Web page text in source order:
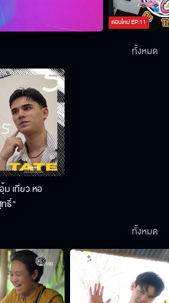
ตอนใหม่EP.11
ม เที่ยว หอ
ธิ์“
ทั้งหมด
ทั้งหมด